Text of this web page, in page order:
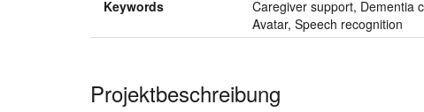
Keywords
Caregiver support, Dementia
Avatar, Speech recognition
Projektbeschreibung